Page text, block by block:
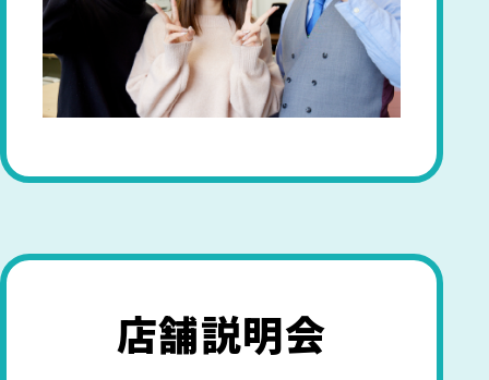
店舗説明会